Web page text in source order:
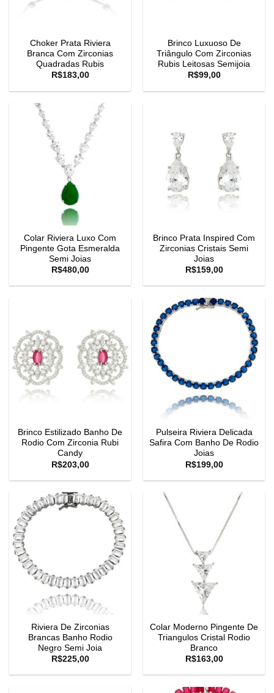
Choker Prata Riviera
Branca Com Zirconias
Quadradas Rubis
R$183,00
Brinco Luxuoso De
Triângulo Com Zirconias
Rubis Leitosas Semijoia
R$99,00
Colar Riviera Luxo Com
Pingente Gota Esmeralda
Semi Joias
R$480,00
Brinco Prata Inspired Com
Zirconias Cristais Semi
Joias
R$159,00
Brinco Estilizado Banho De
Rodio Com Zirconia Rubi
Candy
R$203,00
Pulseira Riviera Delicada
Safira Com Banho De Rodio
Joias
R$199,00
Riviera De Zirconias
Brancas Banho Rodio
Negro Semi Joia
R$225,00
Colar Moderno Pingente De
Triangulos Cristal Rodio
Branco
R$163,00